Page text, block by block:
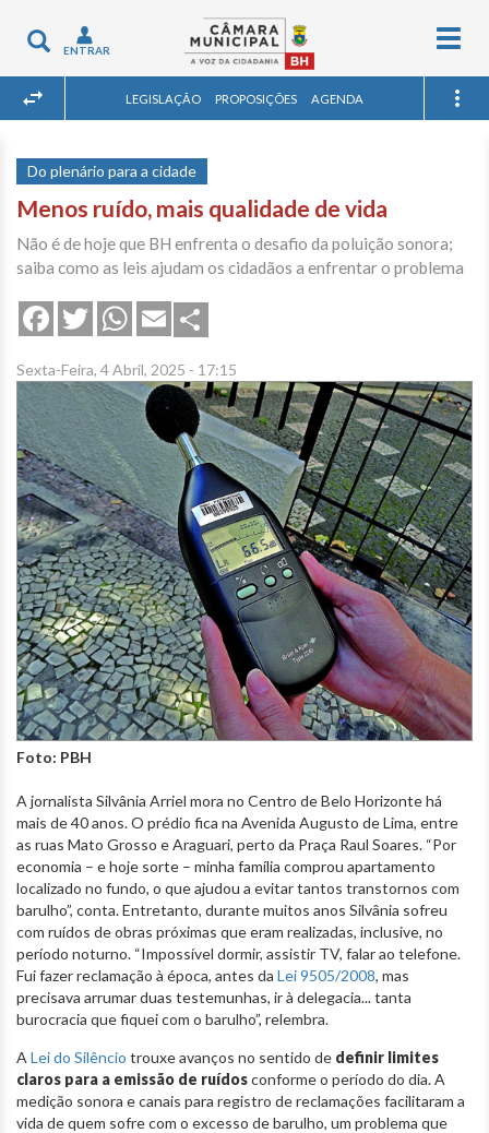
Toggle
navigation
ENTRAR
LEGISLAÇÃO PROPOSIÇÕES AGENDA
Do plenário para a cidade
Menos ruído, mais qualidade de vida
Não é de hoje que BH enfrenta o desafio da poluição sonora;
saiba como as leis ajudam os cidadãos a enfrentar o problema
FacebookTwitterWhatsApp
Email
Sexta-Feira, 4 Abril, 2025 - 17:15
Foto: PBH
A jornalista Silvânia Arriel mora no Centro de Belo Horizonte há
mais de 40 anos. O prédio fica na Avenida Augusto de Lima, entre
as ruas Mato Grosso e Araguari, perto da Praça Raul Soares. “Por
economia – e hoje sorte – minha família comprou apartamento
localizado no fundo, o que ajudou a evitar tantos transtornos com
barulho”, conta. Entretanto, durante muitos anos Silvânia sofreu
com ruídos de obras próximas que eram realizadas, inclusive, no
período noturno. “Impossível dormir, assistir TV, falar ao telefone.
Fui fazer reclamação à época, antes da Lei 9505/2008, mas
precisava arrumar duas testemunhas, ir à delegacia... tanta
burocracia que fiquei com o barulho”, relembra.
A Lei do Silêncio trouxe avanços no sentido de definir limites
claros para a emissão de ruídosconforme o período do dia. A
medição sonora e canais para registro de reclamações facilitaram a
vida de quem sofre com o excesso de barulho, um problema que